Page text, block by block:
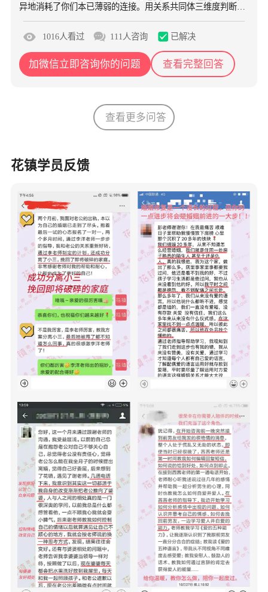
异地消耗了你们本已薄弱的连接。用关系共同体三维度判断你
1016人看过 111人咨询 已解决
加微信立即咨询你的问题 查看完整回答
查看更多问答
花镇学员反馈